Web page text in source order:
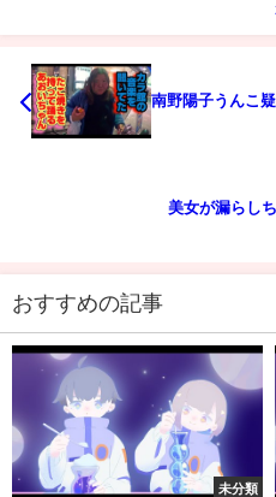
南野陽子うんこ
美女が漏らし
おすすめの記事
未分類